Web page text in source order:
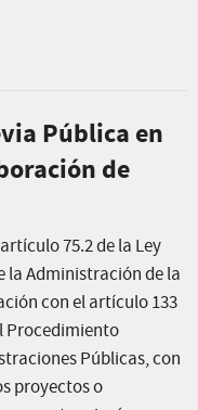
Pública en
de
75.2 de la Ley
la Administración de la
con el artículo 133
Procedimiento
Públicas, con
proyectos o